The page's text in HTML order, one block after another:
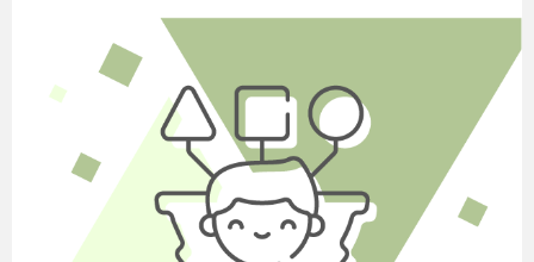
картинку вони розповідають яку
іграшку вони мають
використовуючи конструкцію»
have got
»
3.
Вправа “What colour is it?”
Гра “What is missing?”
(Учитель ховає іграшку, а учні
повинні вгадати її)
Фізкультхвилинка